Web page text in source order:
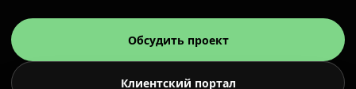
Обсудить проект
Клиентский портал